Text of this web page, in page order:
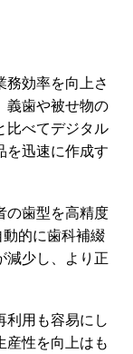
務効率を向上さ
義歯や被せ物の
比べてデジタル
を迅速に作成す
の歯型を高精度
動的に歯科補綴
減少し、より正
利用も容易にし
産性を向上はも